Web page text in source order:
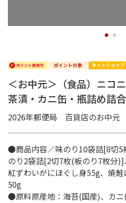
1 2
＜お中元＞（食品）ニ
茶漬・カニ缶・瓶詰め詰合
2026年郵便局 百貨店のお中元
●商品内容／味のり10袋詰[8切5
のり2袋詰[2切7枚(板のり7枚分
紅ずわいがにほぐし身55g、焼
50g
●原料原産地：海苔(国産)、カ